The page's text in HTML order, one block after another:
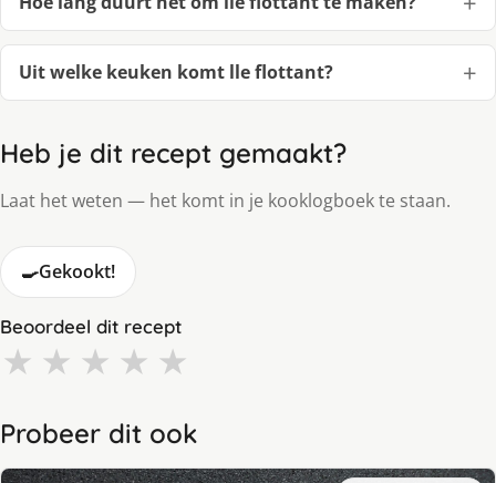
Uit welke keuken komt lle flottant?
Heb je dit recept gemaakt?
Laat het weten — het komt in je kooklogboek te staan.
🍳Gekookt!
Beoordeel dit recept
★ ★ ★ ★ ★
Probeer dit ook